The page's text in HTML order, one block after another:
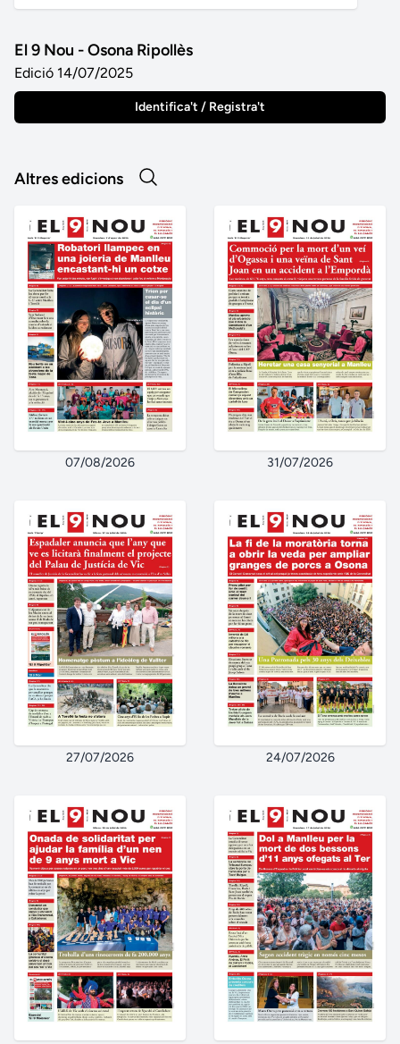
El 9 Nou - Osona Ripollès
Edició 14/07/2025
Identifica't / Registra't
Altres edicions
07/08/2026 31/07/2026
27/07/2026 24/07/2026